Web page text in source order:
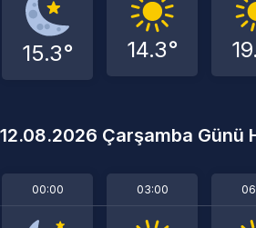
15.3° 14.3°
12.08.2026 Çarşamba Günü
00:00 03:00